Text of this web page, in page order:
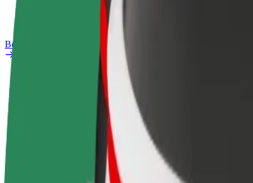
Preguntas frecuentes
Bolt Plus
Colaborar como conductor
Gana dinero colaborando
Colaborar como repartidor
Repartí comida y cobrá todas las